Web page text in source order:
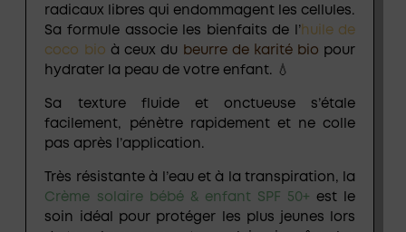
radicaux libres qui endommagent les cellules.
Sa formule associe les bienfaits de l’huile de
coco bio à ceux du beurre de karité bio pour
hydrater la peau de votre enfant. 💧
Sa texture fluide et onctueuse s’étale
facilement, pénètre rapidement et ne colle
pas après l’application.
Très résistante à l’eau et à la transpiration, la
Crème solaire bébé & enfant SPF 50+ est le
soin idéal pour protéger les plus jeunes lors